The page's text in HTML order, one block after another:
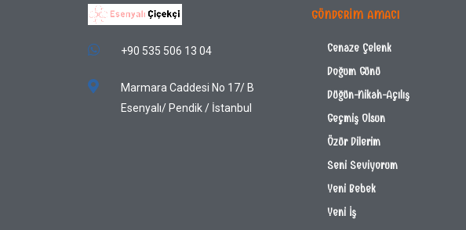
+90 535 506 13 04
Marmara Caddesi No 17/ B
Esenyalı/ Pendik / İstanbul
GÖNDERIM AMACI
Cenaze Çelenk
Doğum Günü
Düğün-Nikah-Açılış
Geçmiş Olsun
Özür Dilerim
Seni Seviyorum
Yeni Bebek
Yeni İş